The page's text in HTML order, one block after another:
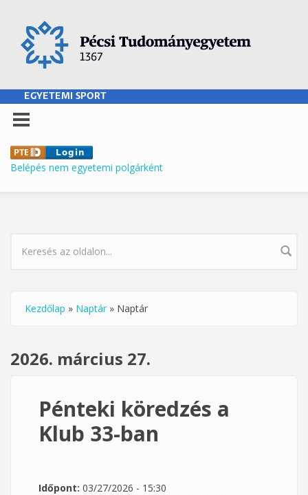
EGYETEMI SPORT
Belépés nem egyetemi polgárként
KERESÉS ŰRLAP
Jelenlegi hely
Kezdőlap » Naptár » Naptár
2026. március 27.
Pénteki köredzés a
Klub 33-ban
Időpont: 03/27/2026 - 15:30